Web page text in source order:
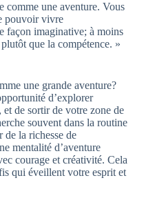
comme une aventure. Vous
pouvoir vivre
façon imaginative; à moins
que la compétence. »
une grande aventure?
d’explorer
de sortir de votre zone de
souvent dans la routine
de la richesse de
mentalité d’aventure
courage et créativité. Cela
qui éveillent votre esprit et